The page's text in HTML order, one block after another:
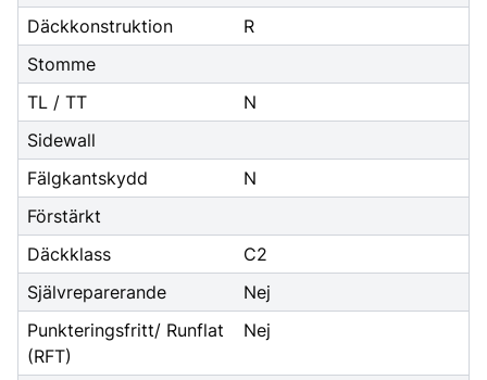
Däckkonstruktion
R
Stomme
TL / TT
N
Sidewall
Fälgkantskydd
N
Förstärkt
Däckklass
C2
Självreparerande
Nej
Punkteringsfritt/ Runflat
(RFT)
Nej